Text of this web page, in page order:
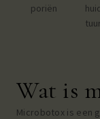
poriën
tuur
Wat is
Microbotox is een